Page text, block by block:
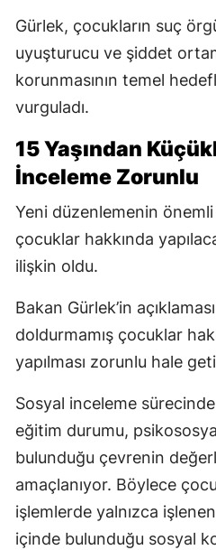
Gürlek, çocukların suç
uyuşturucu ve şiddet
korunmasının temel
vurguladı.
15 Yaşından
İnceleme Zorunlu
Yeni düzenlemenin
çocuklar hakkında
ilişkin oldu.
Bakan Gürlek’in
doldurmamış çocuklar
yapılması zorunlu hale
Sosyal inceleme
eğitim durumu,
bulunduğu çevrenin
amaçlanıyor. Böylece
işlemlerde yalnızca
içinde bulunduğu sosyal